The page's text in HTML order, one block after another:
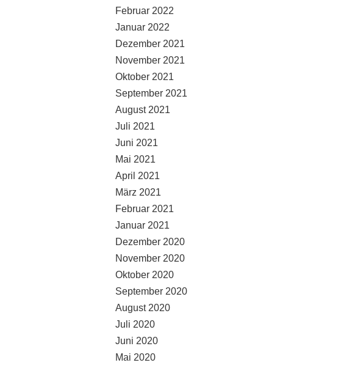
Februar 2022
Januar 2022
Dezember 2021
November 2021
Oktober 2021
September 2021
August 2021
Juli 2021
Juni 2021
Mai 2021
April 2021
März 2021
Februar 2021
Januar 2021
Dezember 2020
November 2020
Oktober 2020
September 2020
August 2020
Juli 2020
Juni 2020
Mai 2020